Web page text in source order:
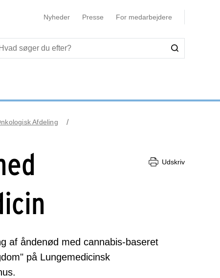
Nyheder Presse For medarbejdere
Afdeling
Udskriv
af åndenød med cannabis-baseret
på Lungemedicinsk